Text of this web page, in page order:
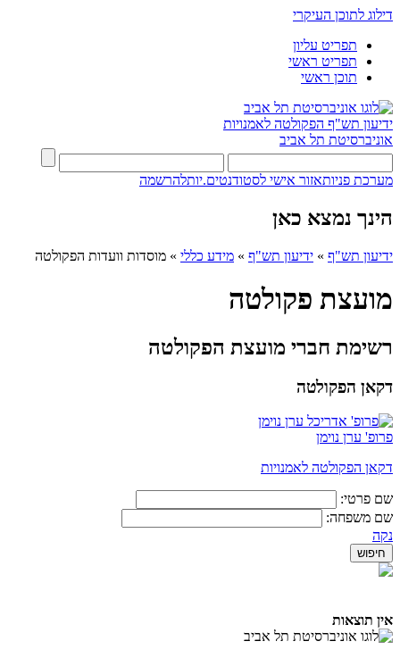
דילוג לתוכן העיקרי
תפריט עליון
תפריט ראשי
תוכן ראשי
ידיעון תש"ף הפקולטה לאמנויות
אוניברסיטת תל אביב
מערכת פניותאזור אישי לסטודנטים.יותלהרשמה
הינך נמצא כאן
ידיעון תש"ף » ידיעון תש"ף » מידע כללי » מוסדות וועדות הפקולטה
מועצת פקולטה
רשימת חברי מועצת הפקולטה
דקאן הפקולטה
פרופ' ערן נוימן
דקאן הפקולטה לאמנויות
שם פרטי:
שם משפחה:
נקה
אין תוצאות